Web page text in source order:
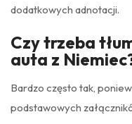
dodatkowych adnotacji.
Czy trzeba
auta z
Bardzo często tak,
podstawowych